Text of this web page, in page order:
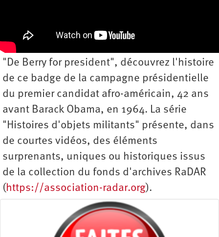
"De Berry for president", découvrez l'histoire
de ce badge de la campagne présidentielle
du premier candidat afro-américain, 42 ans
avant Barack Obama, en 1964. La série
"Histoires d'objets militants" présente, dans
de courtes vidéos, des éléments
surprenants, uniques ou historiques issus
de la collection du fonds d'archives RaDAR
(https://association-radar.org).